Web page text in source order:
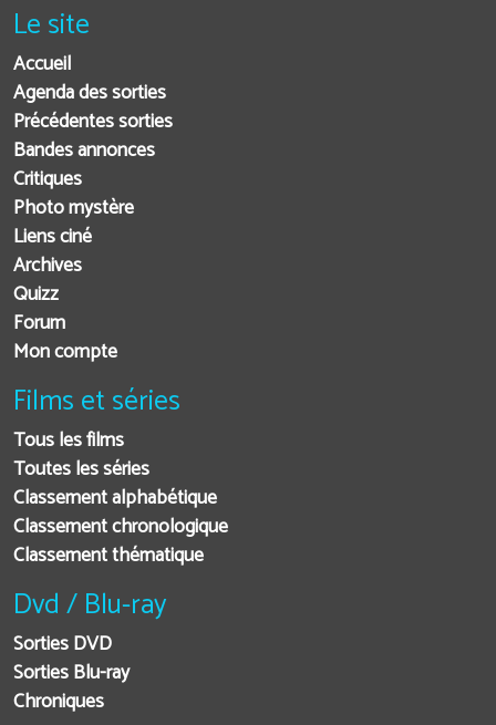
Le site
Accueil
Agenda des sorties
Précédentes sorties
Bandes annonces
Critiques
Photo mystère
Liens ciné
Archives
Quizz
Forum
Mon compte
Films et séries
Tous les films
Toutes les séries
Classement alphabétique
Classement chronologique
Classement thématique
Dvd / Blu-ray
Sorties DVD
Sorties Blu-ray
Chroniques